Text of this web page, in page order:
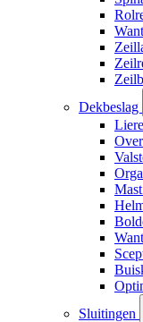
Dekbeslag
Sluitingen